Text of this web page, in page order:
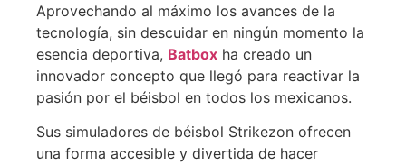
Aprovechando al máximo los avances de la
tecnología, sin descuidar en ningún momento la
esencia deportiva, Batbox ha creado un
innovador concepto que llegó para reactivar la
pasión por el béisbol en todos los mexicanos.
Sus simuladores de béisbol Strikezon ofrecen
una forma accesible y divertida de hacer